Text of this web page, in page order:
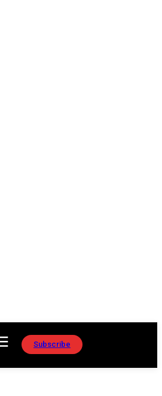
Subscribe